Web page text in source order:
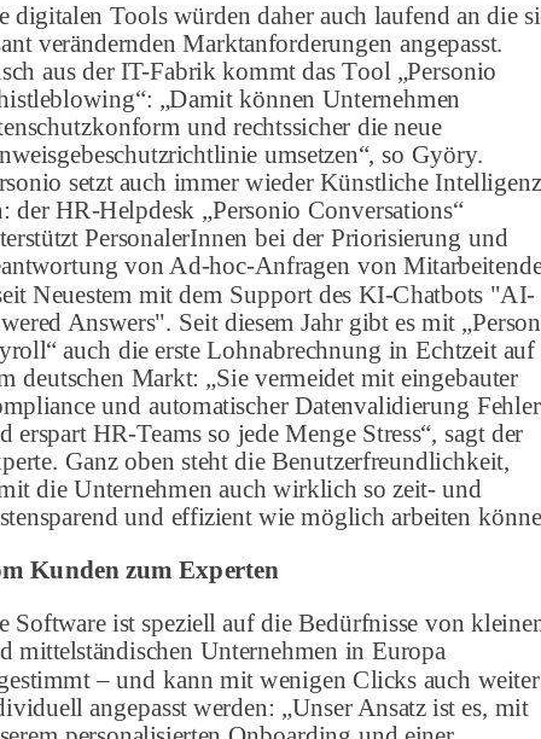
digitalen Tools würden daher auch laufend an die
verändernden Marktanforderungen angepasst.
aus der IT-Fabrik kommt das Tool „Personio
„Damit können Unternehmen
und rechtssicher die neue
umsetzen“, so Györy.
setzt auch immer wieder Künstliche Intelligenz
der HR-Helpdesk „Personio Conversations“
PersonalerInnen bei der Priorisierung und
von Ad-hoc-Anfragen von
Neuestem mit dem Support des KI-Chatbots "AI-
Answers". Seit diesem Jahr gibt es mit
auch die erste Lohnabrechnung in Echtzeit auf
deutschen Markt: „Sie vermeidet mit eingebauter
und automatischer Datenvalidierung Fehler
erspart HR-Teams so jede Menge Stress“, sagt der
Ganz oben steht die Benutzerfreundlichkeit,
die Unternehmen auch wirklich so zeit- und
und effizient wie möglich arbeiten
Kunden zum Experten
Software ist speziell auf die Bedürfnisse von
mittelständischen Unternehmen in Europa
– und kann mit wenigen Clicks auch weiter
angepasst werden: „Unser Ansatz ist es, mit